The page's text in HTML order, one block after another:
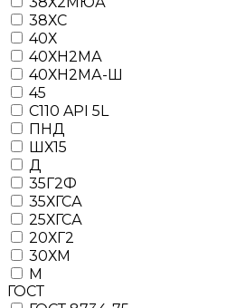
38ХС
40Х
40ХН2МА
40ХН2МА-Ш
45
C110 API 5L
ПНД
ШХ15
Д
35Г2Ф
35ХГСА
25ХГСА
20ХГ2
30ХМ
М
ГОСТ